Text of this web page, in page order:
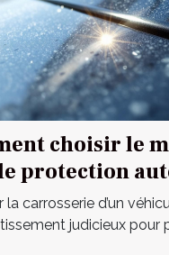
choisir le
protection
?
la carrosserie d’un
judicieux pour